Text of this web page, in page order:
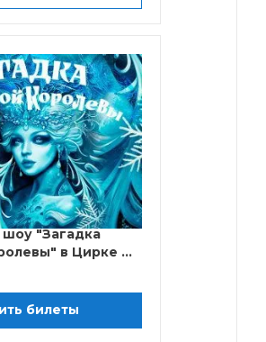
"Загадка
в Цирке ...
билеты